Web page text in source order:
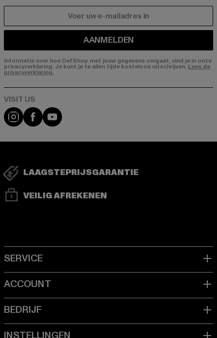
AANMELDEN
Informatie over hoe DefShop met jouw gegevens omgaat, vind je in onze
privacyverklaring. Je kunt je te allen tijde kosteloos uitschrijven. Lees de
privacyverklaring.
Visit our Instagram page:
Visit our Facebook page:
Visit our YouTube channel:
LAAGSTEPRIJSGARANTIE
VEILIG AFREKENEN